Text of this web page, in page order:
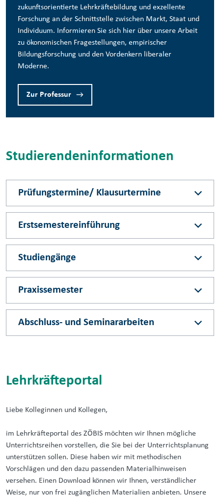
zukunftsorientierte Lehrkräftebildung und exzellente
Forschung an der Schnittstelle zwischen Markt, Staat und
Individuum. Informieren Sie sich hier über unsere Arbeit
zu ökonomischen Fragestellungen, empirischer
Bildungsforschung und den Vordenkern liberaler
Moderne.
Zur Professur
Studierendeninformationen
Prüfungstermine/ Klausurtermine
Erstsemestereinführung
Studiengänge
Praxissemester
Abschluss- und Seminararbeiten
Lehrkräfteportal
Liebe Kolleginnen und Kollegen,
im Lehrkräfteportal des ZÖBIS möchten wir Ihnen mögliche
Unterrichtsreihen vorstellen, die Sie bei der Unterrichtsplanung
unterstützen sollen. Diese haben wir mit methodischen
Vorschlägen und den dazu passenden Materialhinweisen
versehen. Einen Download können wir Ihnen, verständlicher
Weise, nur von frei zugänglichen Materialien anbieten. Unsere